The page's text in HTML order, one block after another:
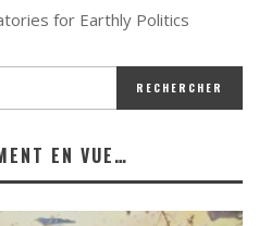
for Earthly Politics
EN VUE…